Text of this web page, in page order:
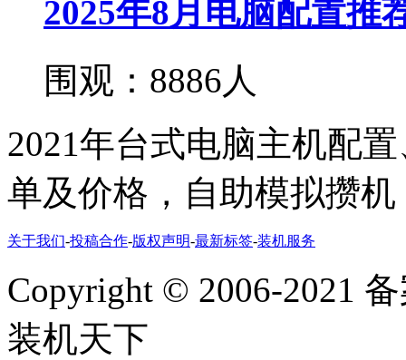
2025年8月电脑配置推
围观：8886人
2021年台式电脑主机配
单及价格，自助模拟攒机
关于我们-投稿合作-版权声明-最新标签-装机服务
Copyright © 2006-2021
装机天下